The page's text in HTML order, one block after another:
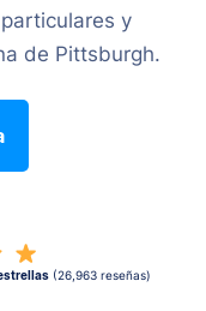
y
de Pittsburgh.
(26,963 reseñas)